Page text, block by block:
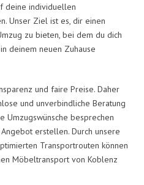
deine individuellen
Unser Ziel ist es, dir einen
zu bieten, bei dem du dich
deinem neuen Zuhause
und faire Preise. Daher
und unverbindliche Beratung
Umzugswünsche besprechen
erstellen. Durch unsere
Transportrouten können
Möbeltransport von Koblenz